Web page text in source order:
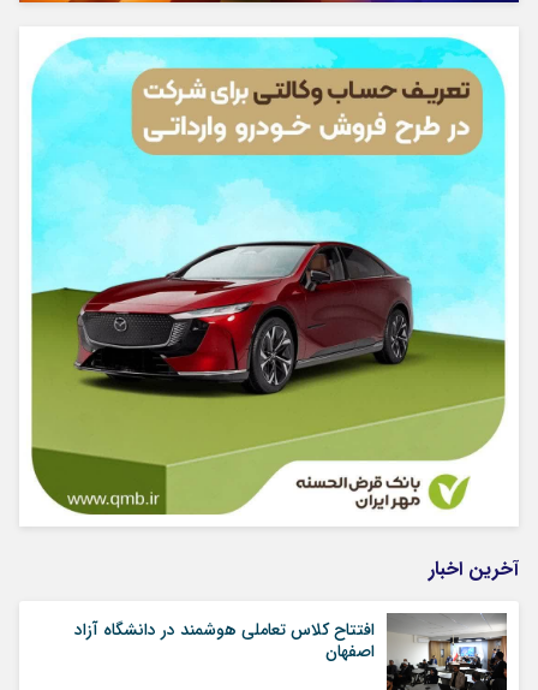
آخرین اخبار
افتتاح کلاس تعاملی هوشمند در دانشگاه آزاد
اصفهان